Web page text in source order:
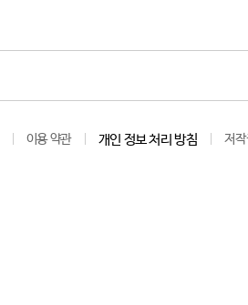
이용 약관 개인 정보 처리 방침 저